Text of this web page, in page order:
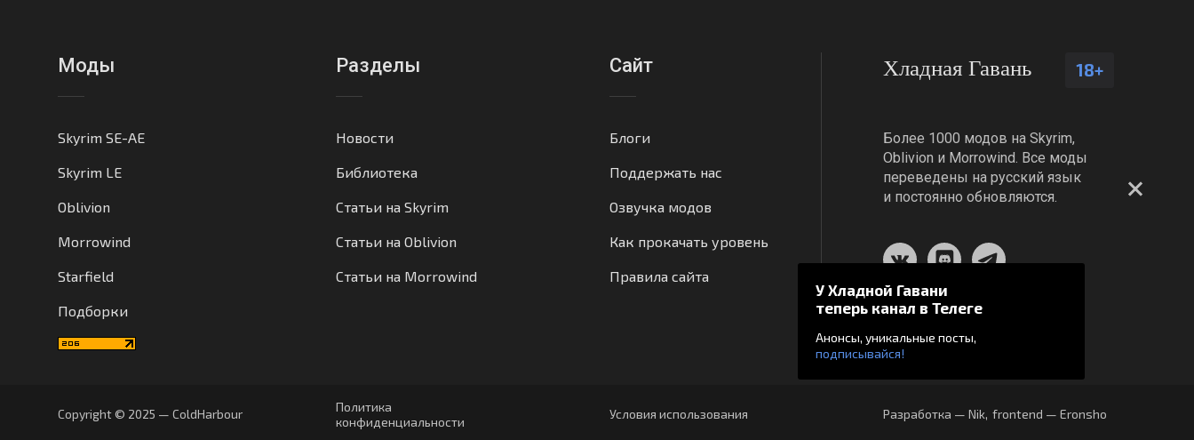
У Хладной Гавани
теперь канал в Телеге
Анонсы, уникальные посты,
подписывайся!
Моды
Skyrim SE-AE
Skyrim LE
Oblivion
Morrowind
Starfield
Подборки
Разделы
Новости
Библиотека
Статьи на Skyrim
Статьи на Oblivion
Статьи на Morrowind
Сайт
Блоги
Поддержать нас
Озвучка модов
Как прокачать уровень
Правила сайта
Хладная Гавань 18+
Более 1000 модов на Skyrim,
Oblivion и Morrowind. Все моды
переведены на русский язык
и постоянно обновляются.
Copyright © 2025 — ColdHarbour
Политика
конфиденциальности
Условия использования Разработка — Nik, frontend — Eronsho